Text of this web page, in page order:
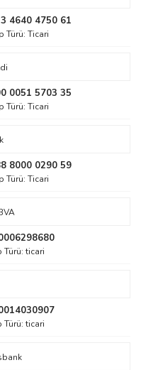
4640 4750 61
Türü: Ticari
0051 5703 35
Türü: Ticari
8000 0290 59
Türü: Ticari
Türü: ticari
Türü: ticari